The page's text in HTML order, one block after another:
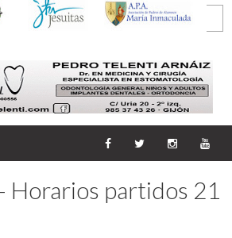
Horarios partidos 21